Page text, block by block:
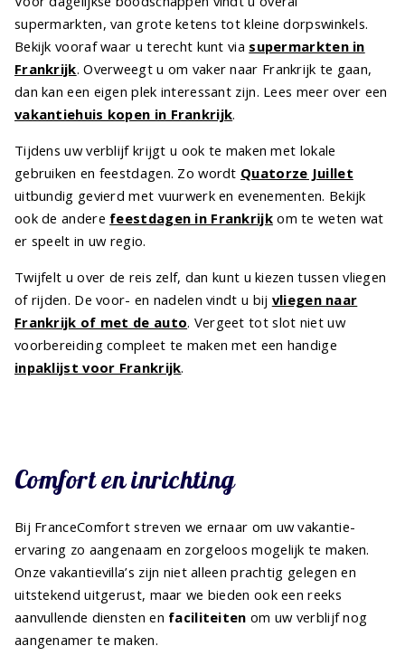
supermarkten, van grote ketens tot kleine dorpswinkels.
Bekijk vooraf waar u terecht kunt via supermarkten in
Frankrijk. Overweegt u om vaker naar Frankrijk te gaan,
dan kan een eigen plek interessant zijn. Lees meer over een
vakantiehuis kopen in Frankrijk.
Tijdens uw verblijf krijgt u ook te maken met lokale
gebruiken en feestdagen. Zo wordt Quatorze Juillet
uitbundig gevierd met vuurwerk en evenementen. Bekijk
ook de andere feestdagen in Frankrijkom te weten wat
er speelt in uw regio.
Twijfelt u over de reis zelf, dan kunt u kiezen tussen vliegen
of rijden. De voor- en nadelen vindt u bij vliegen naar
Frankrijk of met de auto. Vergeet tot slot niet uw
voorbereiding compleet te maken met een handige
inpaklijst voor Frankrijk.
Comfort en inrichting
Bij FranceComfort streven we ernaar om uw vakantie-
ervaring zo aangenaam en zorgeloos mogelijk te maken.
Onze vakantievilla’s zijn niet alleen prachtig gelegen en
uitstekend uitgerust, maar we bieden ook een reeks
aanvullende diensten en faciliteiten om uw verblijf nog
aangenamer te maken.